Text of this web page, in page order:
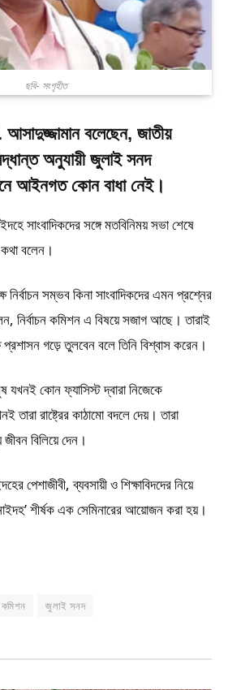
ছবি- সংগৃহীত
আসাদুজ্জামান বলেছেন, জাতীয়
অনুযায়ী জুলাই সনদ
আইনগত কোন বাধা নেই।
সাংবাদিকদের সঙ্গে মতবিনিময় সভা শেষে
বলেন।
নির্বাচন সম্ভব কিনা সাংবাদিকদের এমন প্রশ্নের
নির্বাচন কমিশন এ বিষয়ে সজাগ আছে। তারাই
প্রশাসন গড়ে তুলবেন বলে তিনি বিশ্বাস করেন।
যখনই কোন ফ্যাসিস্ট দ্বারা নিজেকে
তারা রাষ্ট্রের কাঠামো বদলে দেয়। তারা
বিলিয়ে দেন।
পেশাজীবী, ব্যবসায়ী ও শিক্ষাবিদদের নিয়ে
শীর্ষক এক সেমিনারের আয়োজন করা হয়।
জুলাই সনদ